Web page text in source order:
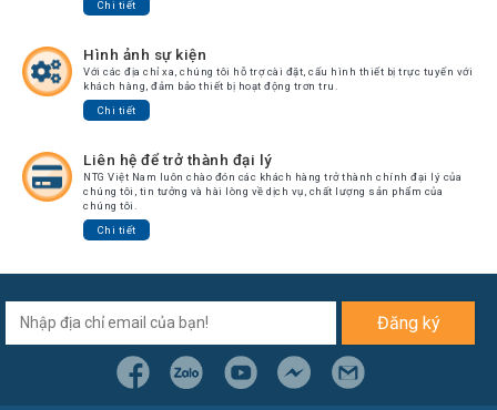
Chi tiết
Hình ảnh sự kiện
Với các địa chỉ xa, chúng tôi hỗ trợ cài đặt, cấu hình thiết bị trực tuyến với
khách hàng, đảm bảo thiết bị hoạt động trơn tru.
Chi tiết
Liên hệ để trở thành đại lý
NTG Việt Nam luôn chào đón các khách hàng trở thành chính đại lý của
chúng tôi, tin tưởng và hài lòng về dịch vụ, chất lượng sản phẩm của
chúng tôi.
Chi tiết
Đăng ký